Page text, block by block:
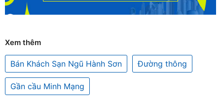
Xem thêm
Bán Khách Sạn Ngũ Hành Sơn Đường thông
Gần cầu Minh Mạng